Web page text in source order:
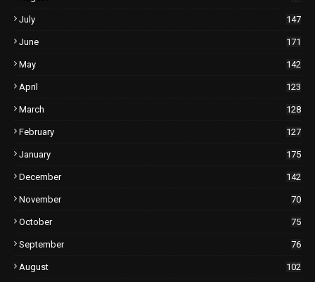
July 147
June 171
May 142
April 123
March 128
February 127
January 175
December 142
November 70
October 75
September 76
August 102